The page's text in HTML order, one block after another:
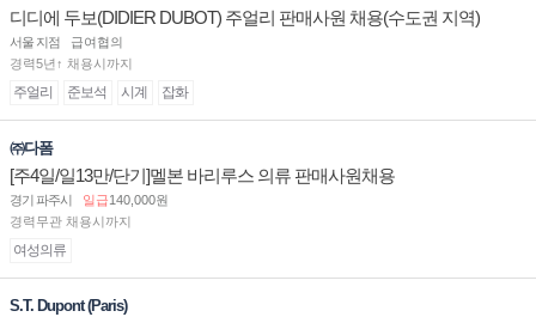
디디에 두보(DIDIER DUBOT) 주얼리 판매사원 채용(수도권 지역)
서울 지점
급여협의
경력5년↑ 채용시까지
주얼리 준보석 시계 잡화
㈜다폼
[주4일/일13만/단기]멜본 바리루스 의류 판매사원채용
경기 파주시 일급140,000원
경력무관 채용시까지
여성의류
S.T. Dupont (Paris)